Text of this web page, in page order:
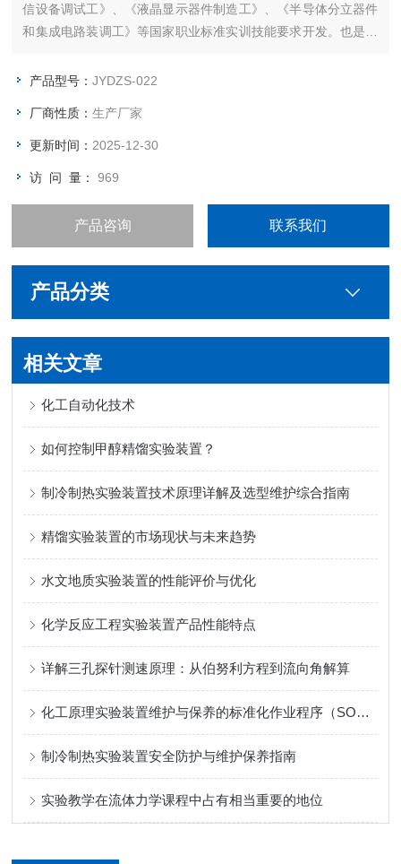
信设备调试工》、《液晶显示器件制造工》、《半导体分立器件
和集成电路装调工》等国家职业标准实训技能要求开发。也是按
校、职业院校在国家职业资格目录中电子通信行业相关工种的技
用。
产品型号：JYDZS-022
厂商性质：生产厂家
更新时间： 2025-12-30
访 问 量：969
产品咨询 联系我们
产品分类
相关文章
化工自动化技术
如何控制甲醇精馏实验装置？
制冷制热实验装置技术原理详解及选型维护综合指南
精馏实验装置的市场现状与未来趋势
水文地质实验装置的性能评价与优化
化学反应工程实验装置产品性能特点
详解三孔探针测速原理：从伯努利方程到流向角解算
化工原理实验装置维护与保养的标准化作业程序（SOP）制定
制冷制热实验装置安全防护与维护保养指南
实验教学在流体力学课程中占有相当重要的地位